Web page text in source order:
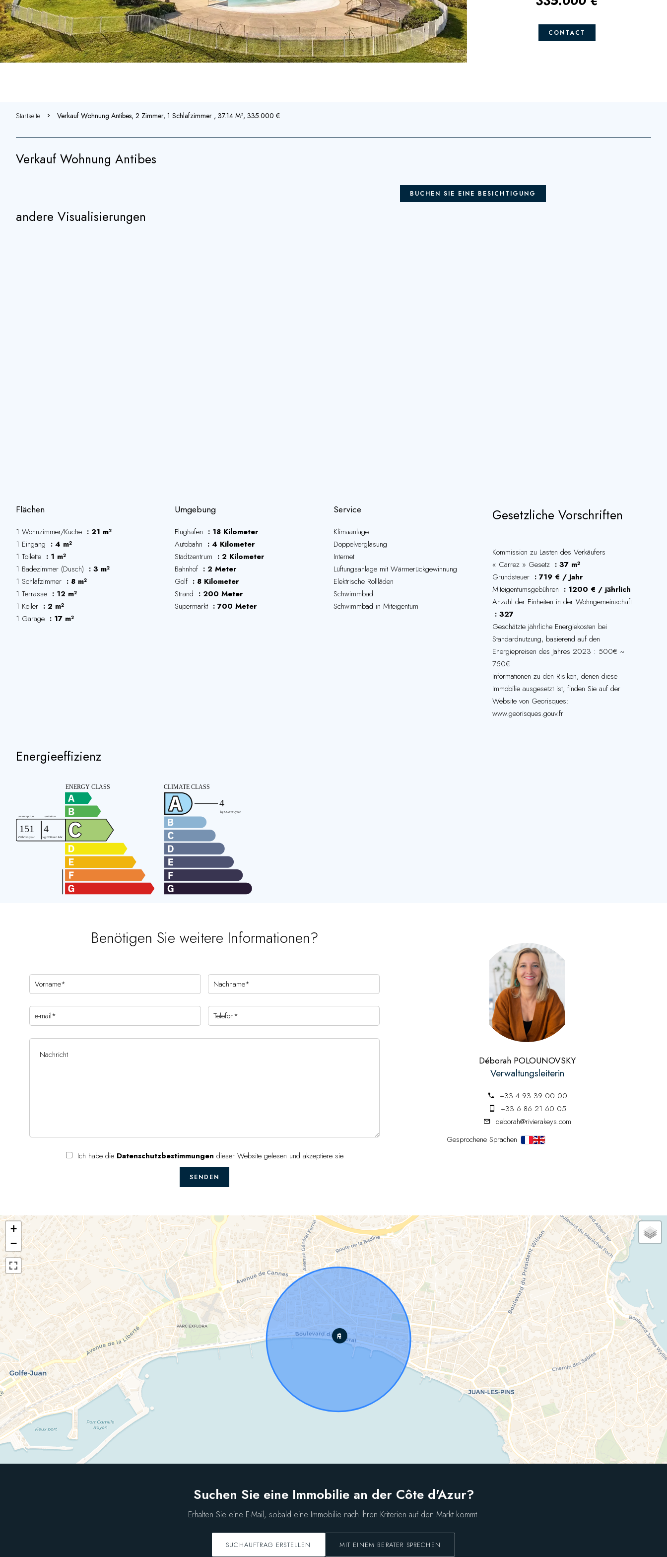
CONTACT
Startseite Verkauf Wohnung Antibes, 2 Zimmer, 1 Schlafzimmer , 37.14 M², 335.000 €
BUCHEN SIE EINE BESICHTIGUNG
Verkauf Wohnung Antibes
andere Visualisierungen
Flächen
1 Wohnzimmer/Küche
21 m²
1 Eingang
4 m²
1 Toilette
1 m²
1 Badezimmer (Dusch)
3 m²
1 Schlafzimmer
8 m²
1 Terrasse
12 m²
1 Keller
2 m²
1 Garage
17 m²
Umgebung
Flughafen
18 Kilometer
Autobahn
4 Kilometer
Stadtzentrum
2 Kilometer
Bahnhof
2 Meter
Golf
8 Kilometer
Strand
200 Meter
Supermarkt
700 Meter
Service
Klimaanlage
Doppelverglasung
Internet
Lüftungsanlage mit Wärmerückgewinnung
Elektrische Rollläden
Schwimmbad
Schwimmbad in Miteigentum
Gesetzliche Vorschriften
Kommission zu Lasten des Verkäufers
« Carrez » Gesetz
37 m²
Grundsteuer
719 € / Jahr
Miteigentumsgebühren
1200 € / jährlich
Anzahl der Einheiten in der Wohngemeinschaft
327
Geschätzte jährliche Energiekosten bei
Standardnutzung, basierend auf den
Energiepreisen des Jahres 2023 : 500€ ~
750€
Informationen zu den Risiken, denen diese
Immobilie ausgesetzt ist, finden Sie auf der
Website von Georisques:
www.georisques.gouv.fr
Energieeffizienz
Benötigen Sie weitere Informationen?
Ich habe die Datenschutzbestimmungen dieser Website gelesen und akzeptiere sie
SENDEN
Déborah POLOUNOVSKY
Verwaltungsleiterin
+33 4 93 39 00 00
+33 6 86 21 60 05
deborah@rivierakeys.com
Gesprochene Sprachen
+
−
Suchen Sie eine Immobilie an der Côte d'Azur?
Erhalten Sie eine E-Mail, sobald eine Immobilie nach Ihren Kriterien auf den Markt kommt.
SUCHAUFTRAG ERSTELLEN MIT EINEM BERATER SPRECHEN